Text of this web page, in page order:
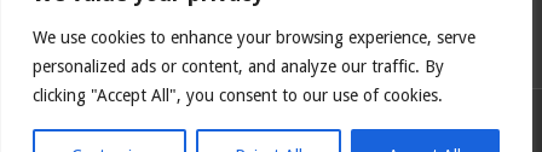
We use cookies to enhance your browsing experience, serve
personalized ads or content, and analyze our traffic. By
clicking "Accept All", you consent to our use of cookies.
In nómine Patris, et Fílii, et Spíritus Sancti. Amen.